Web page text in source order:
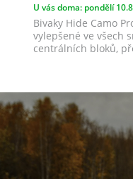
U vás doma: pondělí
Bivaky Hide Camo
vylepšené ve všech
centrálních bloků,